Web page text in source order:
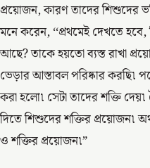
প্রয়োজন, কারণ তাদের শিশুদের
মনে করেন, ‘‘প্রথমেই দেখতে
আছে? তাকে হয়তো ব্যস্ত রাখা
ভেড়ার আস্তাবল পরিষ্কার করছি৷
করা হলো৷ সেটা তাদের শক্তি
দিতে শিশুদের শক্তির প্রয়োজন৷
ও শক্তির প্রয়োজন৷”